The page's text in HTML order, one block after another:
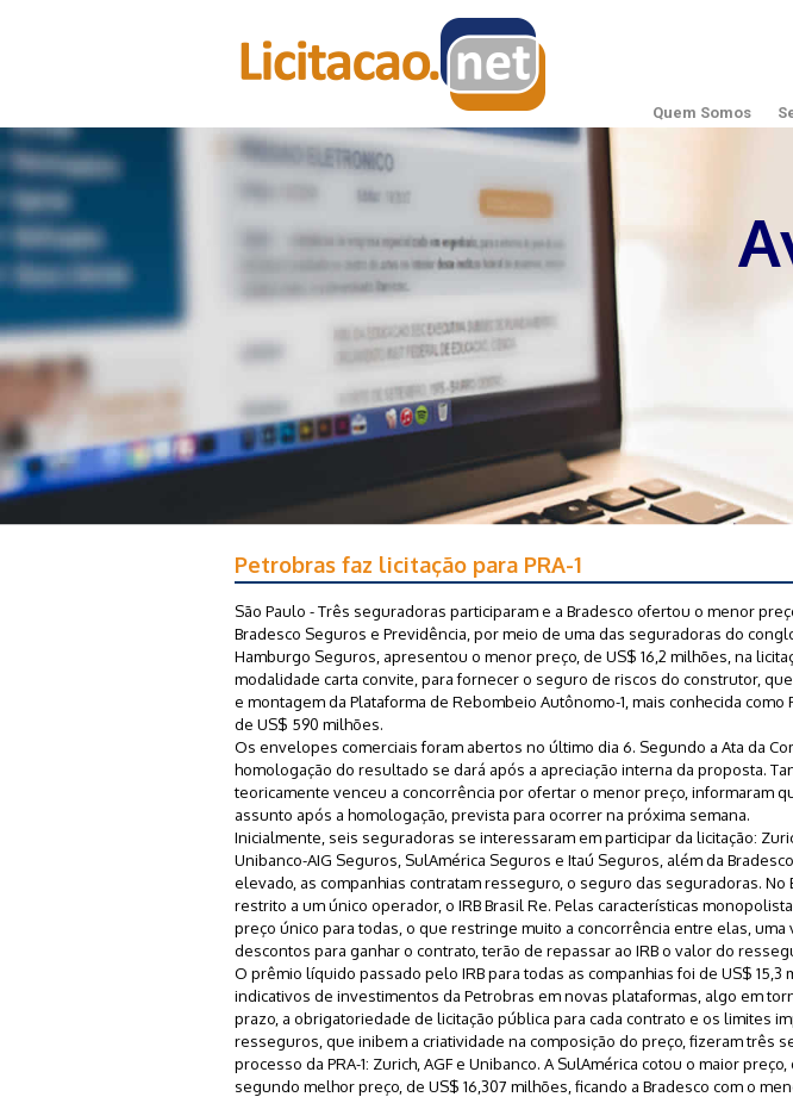
Quem Somos
Petrobras faz licitação para PRA-1
São Paulo - Três seguradoras participaram e a Bradesco ofertou o menor
Bradesco Seguros e Previdência, por meio de uma das seguradoras do
Hamburgo Seguros, apresentou o menor preço, de US$ 16,2 milhões, na
modalidade carta convite, para fornecer o seguro de riscos do construtor,
e montagem da Plataforma de Rebombeio Autônomo-1, mais conhecida como
de US$ 590 milhões.
Os envelopes comerciais foram abertos no último dia 6. Segundo a Ata da
homologação do resultado se dará após a apreciação interna da proposta.
teoricamente venceu a concorrência por ofertar o menor preço, informaram
assunto após a homologação, prevista para ocorrer na próxima semana.
Inicialmente, seis seguradoras se interessaram em participar da licitação:
Unibanco-AIG Seguros, SulAmérica Seguros e Itaú Seguros, além da
elevado, as companhias contratam resseguro, o seguro das seguradoras. No
restrito a um único operador, o IRB Brasil Re. Pelas características
preço único para todas, o que restringe muito a concorrência entre elas,
descontos para ganhar o contrato, terão de repassar ao IRB o valor do
O prêmio líquido passado pelo IRB para todas as companhias foi de US$ 15,3
indicativos de investimentos da Petrobras em novas plataformas, algo em
prazo, a obrigatoriedade de licitação pública para cada contrato e os limites
resseguros, que inibem a criatividade na composição do preço, fizeram três
processo da PRA-1: Zurich, AGF e Unibanco. A SulAmérica cotou o maior
segundo melhor preço, de US$ 16,307 milhões, ficando a Bradesco com o